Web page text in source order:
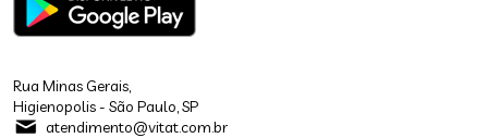
Rua Minas Gerais,
Higienopolis - São Paulo, SP
atendimento@vitat.com.br